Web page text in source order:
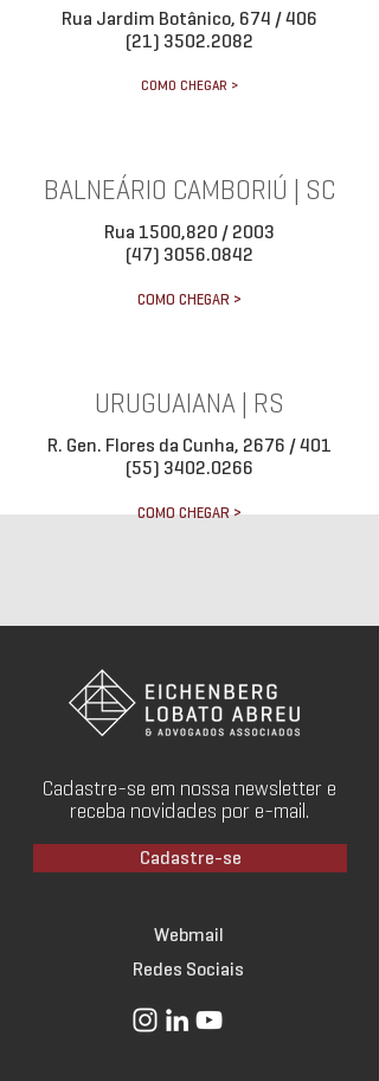
Rua Jardim Botânico, 674 / 406
(21) 3502.2082
COMO CHEGAR >
BALNEÁRIO CAMBORIÚ | SC
Rua 1500,820 / 2003
(47) 3056.0842
COMO CHEGAR >
URUGUAIANA | RS
R. Gen. Flores da Cunha, 2676 / 401
(55) 3402.0266
COMO CHEGAR >
Cadastre-se em nossa newsletter e
receba novidades por e-mail.
Cadastre-se
Webmail
Redes Sociais